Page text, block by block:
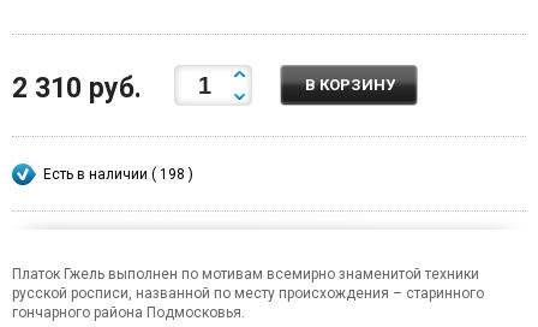
2 310 руб. В КОРЗИНУ
Есть в наличии ( 198 )
Платок Гжель выполнен по мотивам всемирно знаменитой техники
русской росписи, названной по месту происхождения – старинного
гончарного района Подмосковья.